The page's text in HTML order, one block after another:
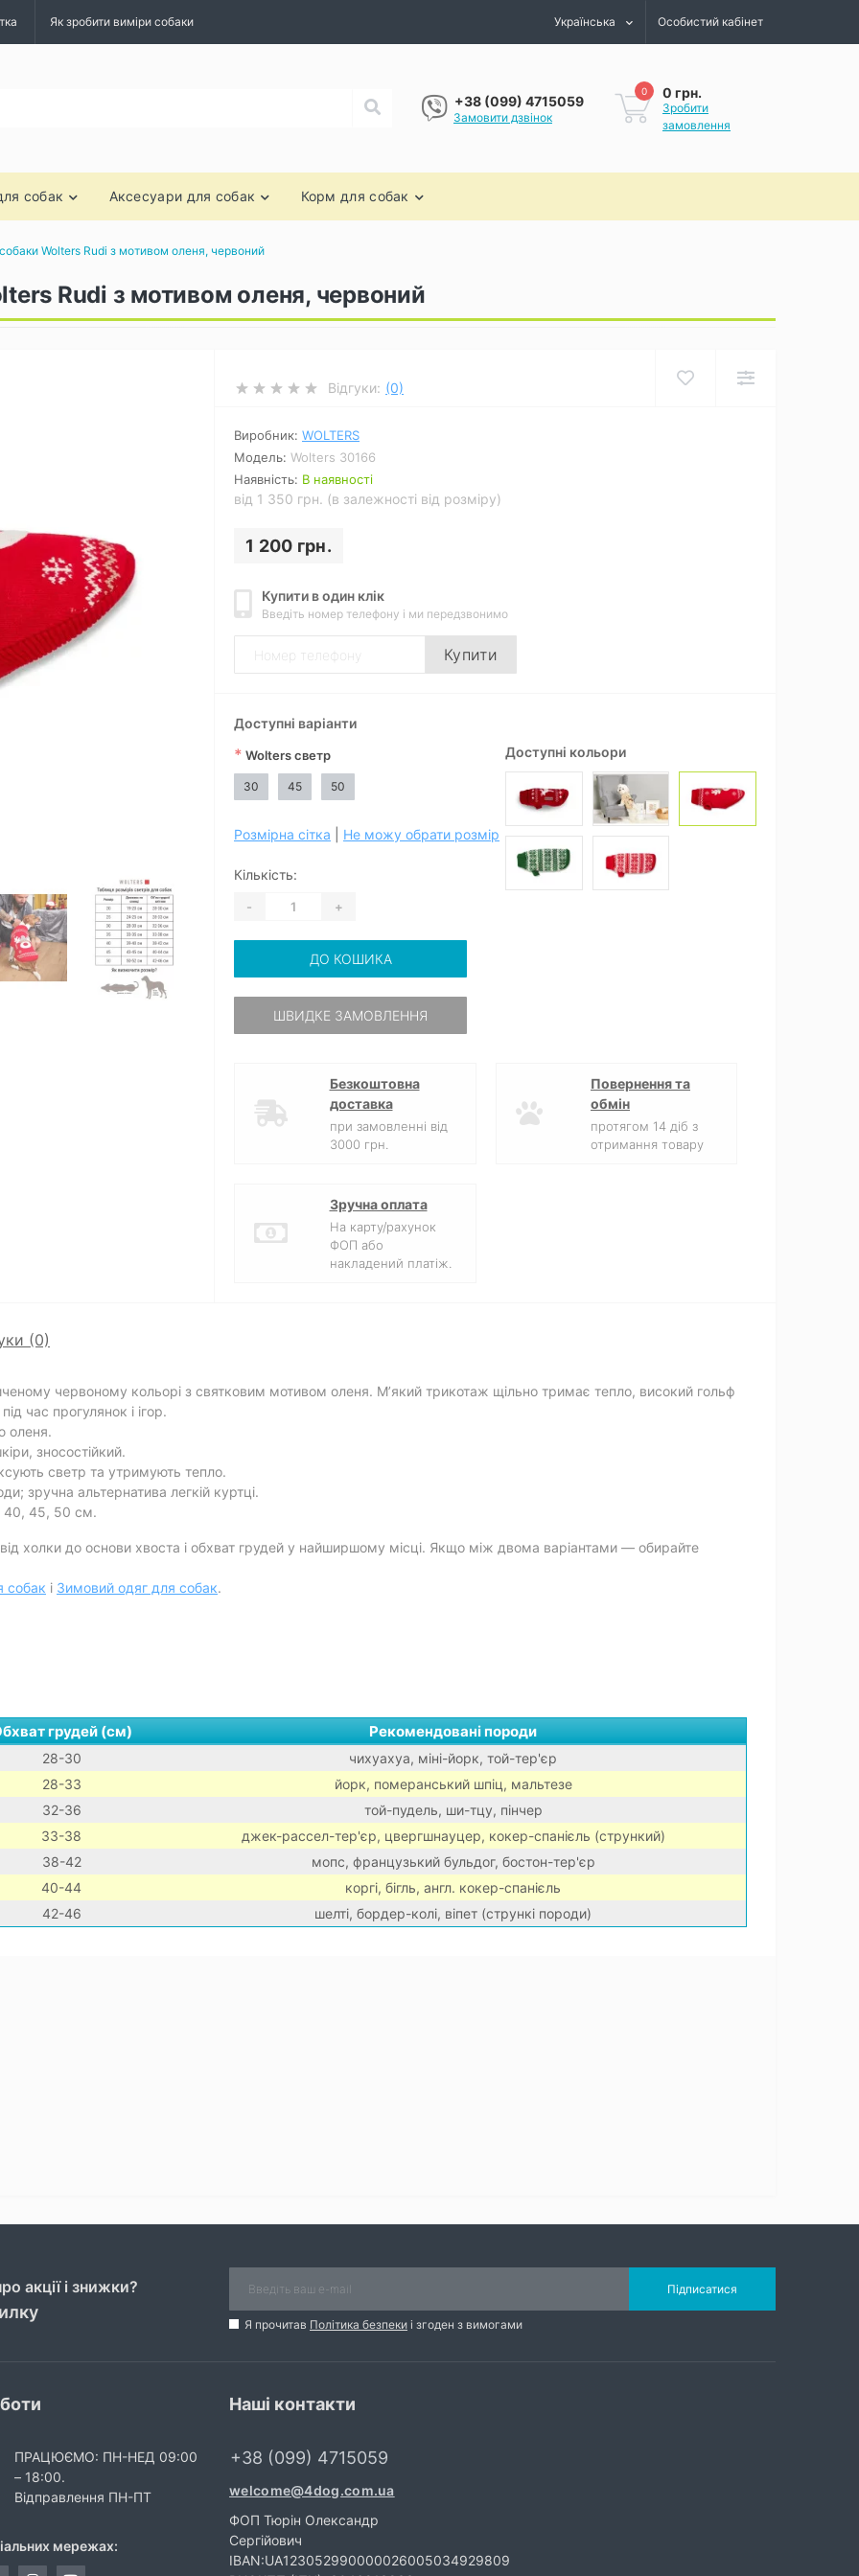
Як зробити виміри собаки Українська Особистий кабінет
+38 (099) 4715059
Замовити дзвінок
0 0 грн.
Зробити
замовлення
собак Аксесуари для собак Корм для собак
Wolters Rudi з мотивом оленя, червоний
Rudi з мотивом оленя, червоний
Відгуки: (0)
Виробник: WOLTERS
Модель: Wolters 30166
Наявність: В наявності
від 1 350 грн. (в залежності від розміру)
1 200 грн.
Купити в один клік
Введіть номер телефону і ми передзвонимо
Купити
Доступні кольори
Доступні варіанти
* Wolters светр
30 45 50
Розмірна сітка Не можу обрати розмір
Кількість:
- +
ДО КОШИКА
ШВИДКЕ ЗАМОВЛЕННЯ
Безкоштовна
доставка
при замовленні від
3000 грн.
Повернення та
обмін
протягом 14 діб з
отримання товару
Зручна оплата
На карту/рахунок
ФОП або
накладений платіж.
(0)
червоному кольорі з святковим мотивом оленя. М’який трикотаж щільно тримає тепло, високий гольф
час прогулянок і ігор.
оленя.
зносостійкий.
светр та утримують тепло.
зручна альтернатива легкій куртці.
45, 50 см.
холки до основи хвоста і обхват грудей у найширшому місці. Якщо між двома варіантами — обирайте
собак і Зимовий одяг для собак.
грудей (см) Рекомендовані породи
28-30
чихуахуа, міні-йорк, той-тер'єр
28-33
йорк, померанський шпіц, мальтезе
32-36
той-пудель, ши-тцу, пінчер
33-38
джек-рассел-тер'єр, цвергшнауцер, кокер-спанієль (стрункий)
38-42
мопс, французький бульдог, бостон-тер'єр
40-44
коргі, бігль, англ. кокер-спанієль
42-46
шелті, бордер-колі, віпет (стрункі породи)
акції і знижки? Підписатися
Я прочитав Політика безпеки і згоден з вимогами
ПРАЦЮЄМО: ПН-НЕД 09:00
– 18:00.
Відправлення ПН-ПТ
мережах:
Наші контакти
+38 (099) 4715059
welcome@4dog.com.ua
ФОП Тюрін Олександр
Сергійович
IBAN:UA123052990000026005034929809